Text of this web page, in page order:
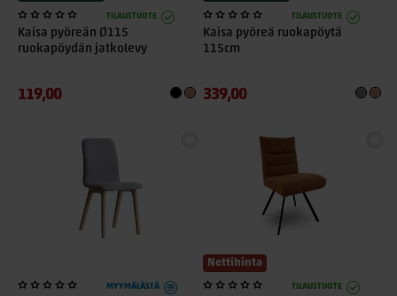
TILAUSTUOTE
Kaisa pyöreän Ø115
ruokapöydän jatkolevy
119,00
TILAUSTUOTE
Kaisa pyöreä ruokapöytä
115cm
339,00
MYYMÄLÄSTÄ
Nettihinta
TILAUSTUOTE